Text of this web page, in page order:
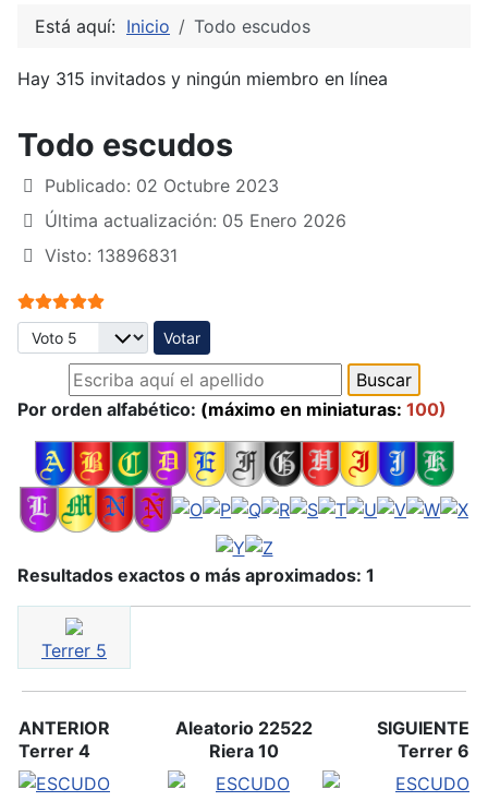
Está aquí: Inicio Todo escudos
Hay 315 invitados y ningún miembro en línea
Todo escudos
Publicado: 02 Octubre 2023
Última actualización: 05 Enero 2026
Visto: 13896831
Ratio:5/5
Por favor, vote
Por orden alfabético: (máximo en miniaturas: 100)
Resultados exactos o más aproximados: 1
Terrer 5
ANTERIOR
Terrer 4
Aleatorio 22522
Riera 10
SIGUIENTE
Terrer 6